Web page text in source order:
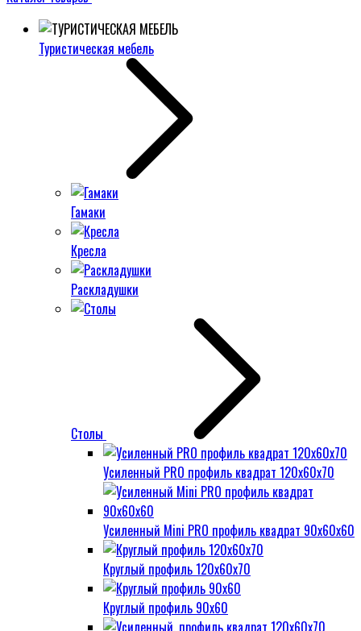
Туристическая мебель
Гамаки
Кресла
Раскладушки
Столы
Усиленный PRO профиль квадрат 120х60х70
Усиленный Mini PRO профиль квадрат 90х60х60
Круглый профиль 120х60х70
Круглый профиль 90х60